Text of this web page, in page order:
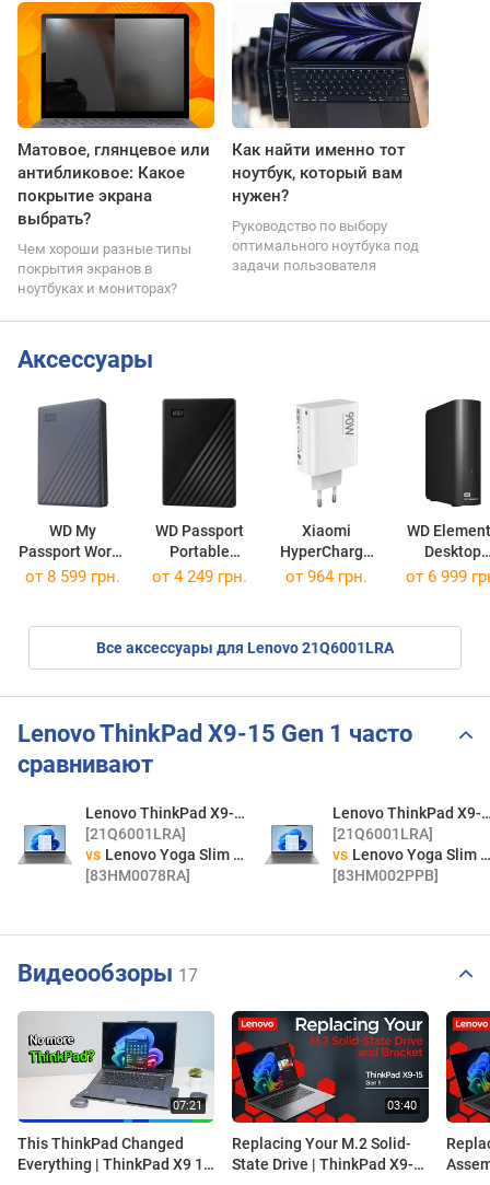
Матовое, глянцевое или
антибликовое: Какое
покрытие экрана
выбрать?
Чем хороши разные типы
покрытия экранов в
ноутбуках и мониторах?
Как найти именно тот
ноутбук, который вам
нужен?
Руководство по выбору
оптимального ноутбука под
задачи пользователя
Аксессуары
WD My
Passport Works
WDBRMD0050BGY
WD Passport
Portable
WDBYVG0010BBK
Xiaomi
HyperCharge
Combo 90W
WD
Desktop
от 8 599 грн. от 4 249 грн. от 964 грн. от 6 999
Все аксессуары для Lenovo 21Q6001LRA
Lenovo ThinkPad X9-15 Gen 1 часто
сравнивают
Lenovo ThinkPad X9-15 Gen 1
[21Q6001LRA]
vs Lenovo Yoga Slim 7 15ILL9
[83HM0078RA]
Lenovo
[21Q6001LRA]
vs Lenovo Yoga Slim 7 15ILL9
[83HM002PPB]
Видеообзоры 17
This ThinkPad Changed
Everything | ThinkPad X9 15
Replacing Your M.2 Solid-
State Drive | ThinkPad X9-